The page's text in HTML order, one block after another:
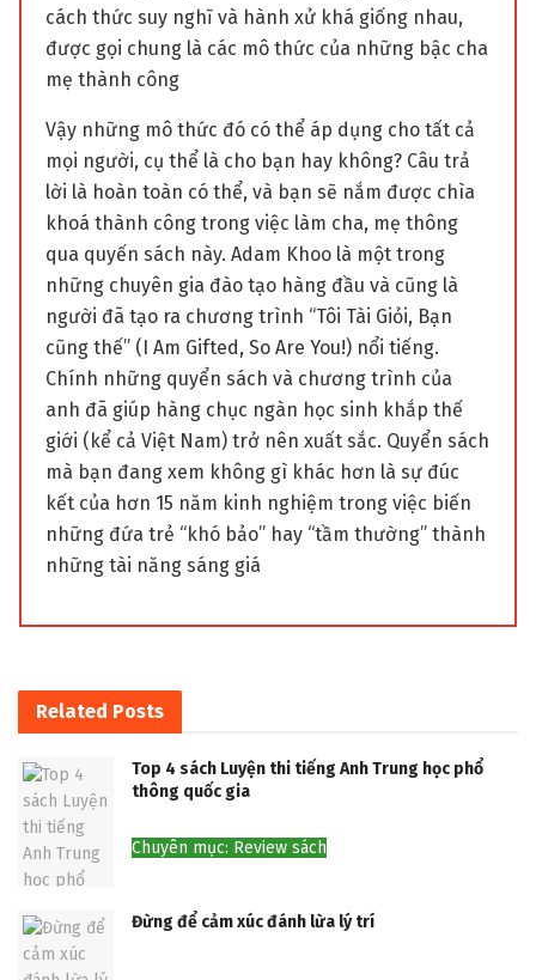
cách thức suy nghĩ và hành xử khá giống nhau,
được gọi chung là các mô thức của những bậc cha
mẹ thành công
Vậy những mô thức đó có thể áp dụng cho tất cả
mọi người, cụ thể là cho bạn hay không? Câu trả
lời là hoàn toàn có thể, và bạn sẽ nắm được chìa
khoá thành công trong việc làm cha, mẹ thông
qua quyến sách này. Adam Khoo là một trong
những chuyên gia đào tạo hàng đầu và cũng là
người đã tạo ra chương trình “Tôi Tài Giỏi, Bạn
cũng thế” (I Am Gifted, So Are You!) nổi tiếng.
Chính những quyển sách và chương trình của
anh đã giúp hàng chục ngàn học sinh khắp thế
giới (kể cả Việt Nam) trở nên xuất sắc. Quyển sách
mà bạn đang xem không gì khác hơn là sự đúc
kết của hơn 15 năm kinh nghiệm trong việc biến
những đứa trẻ “khó bảo” hay “tầm thường” thành
những tài năng sáng giá
Related Posts
Top 4 sách Luyện thi tiếng Anh Trung học phổ
thông quốc gia
Chuyên mục: Review sách
Đừng để cảm xúc đánh lừa lý trí